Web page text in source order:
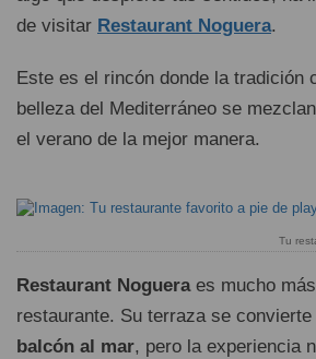
de visitar Restaurant Noguera.
Este es el rincón donde la tradición
belleza del Mediterráneo se
el verano de la mejor manera.
Tu
Restaurant Nogueraes mucho
restaurante. Su terraza se
balcón al mar, pero la experiencia